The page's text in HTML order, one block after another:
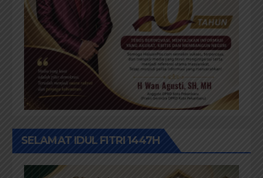
SELAMAT IDUL FITRI 1447H